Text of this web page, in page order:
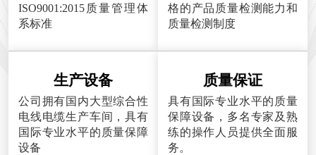
ISO9001:2015质量管理体
系标准
格的产品质量检测能力和
质量检测制度
生产设备
公司拥有国内大型综合性
电线电缆生产车间，具有
国际专业水平的质量保障
设备
质量保证
具有国际专业水平的质量
保障设备，多名专家及熟
练的操作人员提供全面服
务。